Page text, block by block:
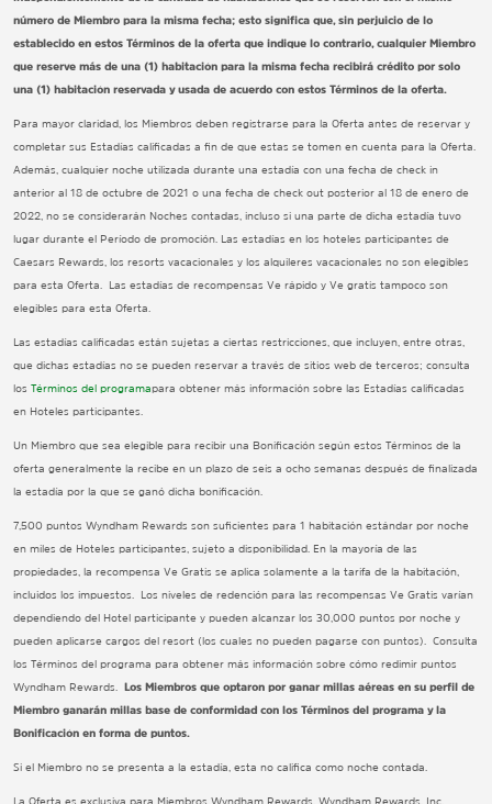
número de Miembro para la misma fecha; esto significa que, sin perjuicio de lo
establecido en estos Términos de la oferta que indique lo contrario, cualquier Miembro
que reserve más de una (1) habitación para la misma fecha recibirá crédito por solo
una (1) habitación reservada y usada de acuerdo con estos Términos de la oferta.
Para mayor claridad, los Miembros deben registrarse para la Oferta antes de reservar y
completar sus Estadías calificadas a fin de que estas se tomen en cuenta para la Oferta.
Además, cualquier noche utilizada durante una estadía con una fecha de check in
anterior al 18 de octubre de 2021 o una fecha de check out posterior al 18 de enero de
2022, no se considerarán Noches contadas, incluso si una parte de dicha estadía tuvo
lugar durante el Período de promoción. Las estadías en los hoteles participantes de
Caesars Rewards, los resorts vacacionales y los alquileres vacacionales no son elegibles
para esta Oferta. Las estadías de recompensas Ve rápido y Ve gratis tampoco son
elegibles para esta Oferta.
Las estadías calificadas están sujetas a ciertas restricciones, que incluyen, entre otras,
que dichas estadías no se pueden reservar a través de sitios web de terceros; consulta
los Términos del programapara obtener más información sobre las Estadías calificadas
en Hoteles participantes.
Un Miembro que sea elegible para recibir una Bonificación según estos Términos de la
oferta generalmente la recibe en un plazo de seis a ocho semanas después de finalizada
la estadía por la que se ganó dicha bonificación.
7,500 puntos Wyndham Rewards son suficientes para 1 habitación estándar por noche
en miles de Hoteles participantes, sujeto a disponibilidad. En la mayoría de las
propiedades, la recompensa Ve Gratis se aplica solamente a la tarifa de la habitación,
incluidos los impuestos. Los niveles de redención para las recompensas Ve Gratis varían
dependiendo del Hotel participante y pueden alcanzar los 30,000 puntos por noche y
pueden aplicarse cargos del resort (los cuales no pueden pagarse con puntos). Consulta
los Términos del programa para obtener más información sobre cómo redimir puntos
Wyndham Rewards. Los Miembros que optaron por ganar millas aéreas en su perfil de
Miembro ganarán millas base de conformidad con los Términos del programa y la
Bonificación en forma de puntos.
Si el Miembro no se presenta a la estadía, esta no califica como noche contada.
La Oferta es exclusiva para Miembros Wyndham Rewards. Wyndham Rewards, Inc.